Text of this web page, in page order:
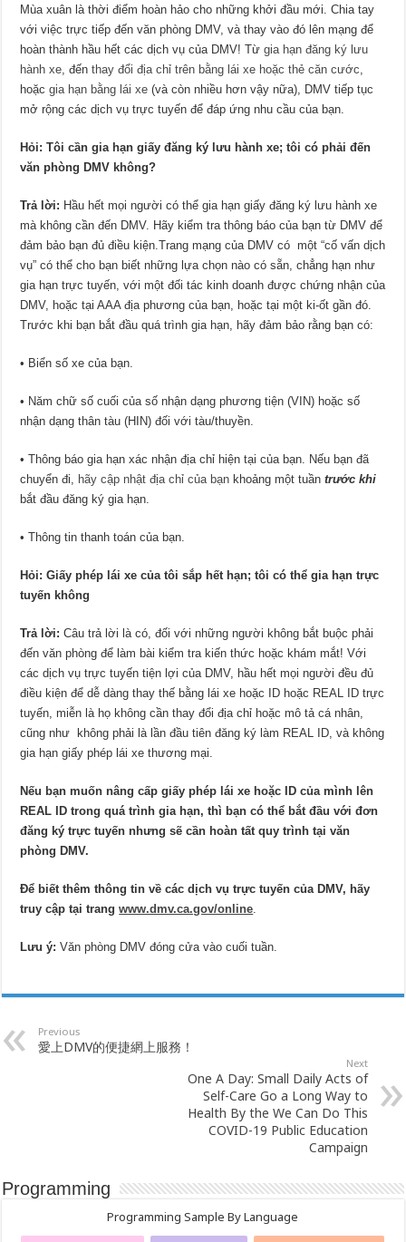
Mùa xuân là thời điểm hoàn hảo cho những khởi đầu mới. Chia tay
với việc trực tiếp đến văn phòng DMV, và thay vào đó lên mạng để
hoàn thành hầu hết các dịch vụ của DMV! Từgia hạn đăng ký lưu
hành xe , đếnthay đổi địa chỉ trên bằng lái xe hoặc thẻ căn cước
hoặcgia hạn bằng lái xe (và còn nhiều hơn vậy nữa), DMV tiếp tục
mở rộng các dịch vụ trực tuyến để đáp ứng nhu cầu của bạn.
Hỏi: Tôi cần gia hạn giấy đăng ký lưu hành xe; tôi có phải đến
văn phòng DMV không?
Trả lời: Hầu hết mọi người có thể gia hạn giấy đăng ký lưu hành xe
mà không cần đến DMV. Hãy kiểm tra thông báo của bạn từ DMV để
đảm bảo bạn đủ điều kiện.Trang mạng của DMV có một “cố vấn dịch
vụ” có thể cho bạn biết những lựa chọn nào có sẵn, chẳng hạn như
gia hạn trực tuyến, với một đối tác kinh doanh được chứng nhận của
DMV, hoặc tại AAA địa phương của bạn, hoặc tại một ki-ốt gần đó.
Trước khi bạn bắt đầu quá trình gia hạn, hãy đảm bảo rằng bạn có:
• Biển số xe của bạn.
• Năm chữ số cuối của số nhận dạng phương tiện (VIN) hoặc số
nhận dạng thân tàu (HIN) đối với tàu/thuyền.
• Thông báo gia hạn xác nhận địa chỉ hiện tại của bạn. Nếu bạn đã
chuyển đi, hãy cập nhật địa chỉ của bạn khoảng một tuầntrước khi
bắt đầu đăng ký gia hạn.
• Thông tin thanh toán của bạn.
Hỏi: Giấy phép lái xe của tôi sắp hết hạn; tôi có thể gia hạn trực
tuyến không
Trả lời: Câu trả lời là có, đối với những người không bắt buộc phải
đến văn phòng để làm bài kiểm tra kiến thức hoặc khám mắt! Với
các dịch vụ trực tuyến tiện lợi của DMV, hầu hết mọi người đều đủ
điều kiện để dễ dàng thay thế bằng lái xe hoặc ID hoặc REAL ID trực
tuyến, miễn là họ không cần thay đổi địa chỉ hoặc mô tả cá nhân,
cũng như không phải là lần đầu tiên đăng ký làm REAL ID, và không
gia hạn giấy phép lái xe thương mại.
Nếu bạn muốn nâng cấp giấy phép lái xe hoặc ID của mình lên
REAL ID trong quá trình gia hạn, thì bạn có thể bắt đầu với đơn
đăng ký trực tuyến nhưng sẽ cần hoàn tất quy trình tại văn
phòng DMV.
Để biết thêm thông tin về các dịch vụ trực tuyến của DMV, hãy
truy cập tại trangwww.dmv.ca.gov/online
Lưu ý: Văn phòng DMV đóng cửa vào cuối tuần.
Previous
愛上DMV的便捷網上服務！
Next
One A Day: Small Daily Acts of
Self-Care Go a Long Way to
Health By the We Can Do This
COVID-19 Public Education
Campaign
Programming
Programming Sample By Language